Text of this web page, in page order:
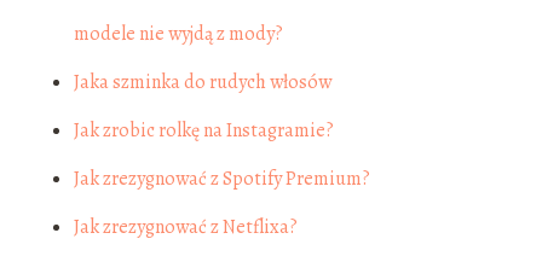
modele nie wyjdą z mody?
Jaka szminka do rudych włosów
Jak zrobic rolkę na Instagramie?
Jak zrezygnować z Spotify Premium?
Jak zrezygnować z Netflixa?